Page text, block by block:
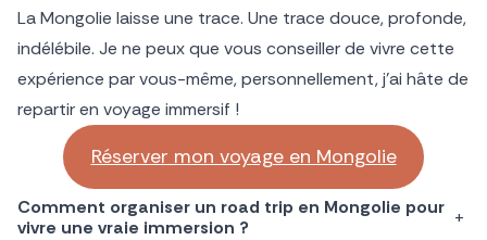
La Mongolie laisse une trace. Une trace douce, profonde,
indélébile. Je ne peux que vous conseiller de vivre cette
expérience par vous-même, personnellement, j’ai hâte de
repartir en voyage immersif !
Réserver mon voyage en Mongolie
Comment organiser un road trip en Mongolie pour
vivre une vraie immersion ?
+